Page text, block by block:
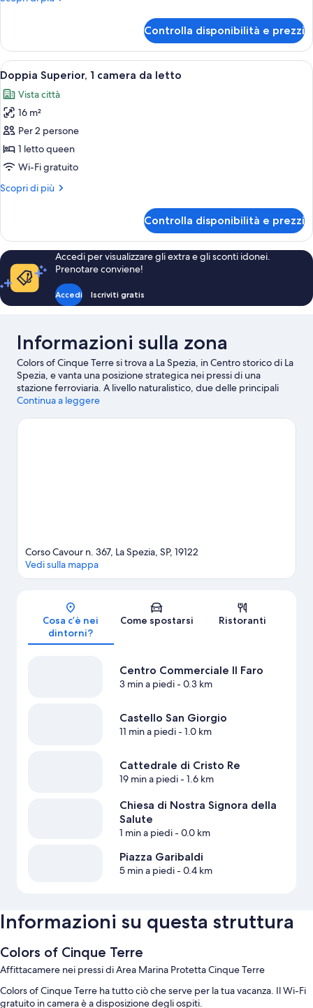
o
singoli,
vista
città
Standard
con
letto
matrimoniale
o
2
letti
singoli,
vista
città
Controlla disponibilità e prezzi
Apri
tutte
le
foto
per
Doppia
Superior,
camera
Un letto rifatto con lenzuola verdi,
10
Doppia Superior, 1 camera da letto
Vista città
16 m²
Per 2 persone
1 letto queen
Wi-Fi gratuito
Scopri di più
Altri
Superior,
camera
letto
Controlla disponibilità e prezzi
Accedi per visualizzare gli extra e gli sconti idonei.
Prenotare conviene!
Accedi Iscriviti gratis
Informazioni sulla zona
Colors of Cinque Terre si trova a La Spezia, in Centro storico di La
Spezia, e vanta una posizione strategica nei pressi di una
stazione ferroviaria. A livello naturalistico, due delle principali
attrazioni della zona sono Area Marina Protetta Cinque Terre e
Continua a leggere
Mappa
Corso Cavour n. 367, La Spezia, SP, 19122
Vedi sulla mappa
Cosa c’è nei
dintorni?
Come spostarsi Ristoranti
Centro Commerciale Il Faro
3 min a piedi- 0.3 km
Castello San Giorgio
11 min a piedi- 1.0 km
Cattedrale di Cristo Re
19 min a piedi- 1.6 km
Chiesa di Nostra Signora della
Salute
1 min a piedi- 0.0 km
Piazza Garibaldi
5 min a piedi- 0.4 km
Informazioni su questa struttura
Colors of Cinque Terre
Affittacamere nei pressi di Area Marina Protetta Cinque Terre
Colors of Cinque Terre ha tutto ciò che serve per la tua vacanza. Il Wi-Fi
gratuito in camera è a disposizione degli ospiti.